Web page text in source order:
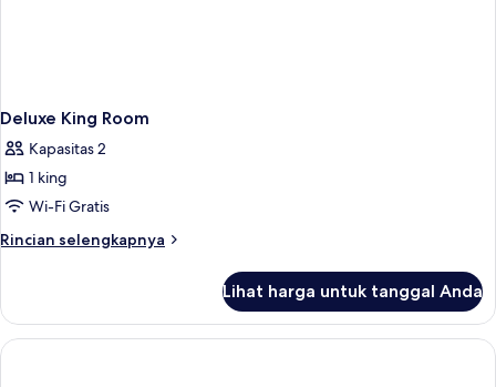
Deluxe King Room
Kapasitas 2
1 king
Wi-Fi Gratis
Rincian selengkapnya
Rincian
Deluxe
King
Room
Lihat harga untuk tanggal Anda